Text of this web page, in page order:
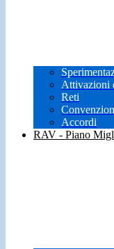
Attivazioni
Reti
Accordi
RAV - Piano